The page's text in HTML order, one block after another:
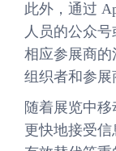
此外，通过
人员的公众
相应参展商
组织者和参展
随着展览中
更快地接受